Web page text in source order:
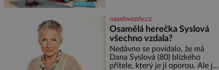
soustředění i odpočinek a
reaguje na každou etapu života
a specifické potřeby dítěte. Pro
nejmenší je klíčová
jednoduchost, měkkost a
bezpečí, proto by pokoj
miminka měl působit především
nasehvezdy.cz
Osamělá herečka Syslová
všechno vzdala?
Nedávno se povídalo, že má
Dana Syslová (80) blízkého
přítele, který je jí oporou. Ale je